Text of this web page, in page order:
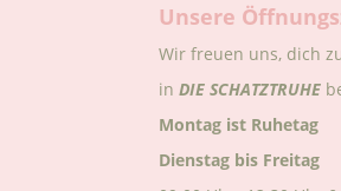
Unsere
Wir freuen uns, dich
inDIE SCHATZTRUHE
Montag ist Ruhetag
Dienstag bis Freitag